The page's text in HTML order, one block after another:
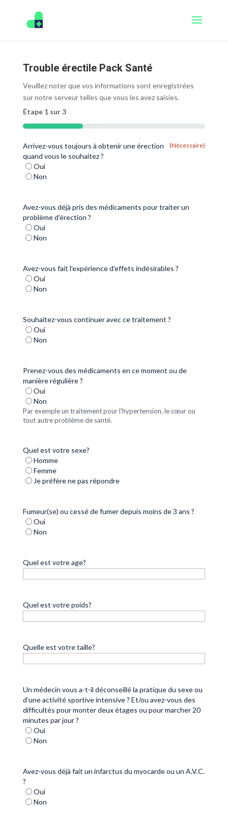
Trouble érectile Pack Santé
Veuillez noter que vos informations sont enregistrées
sur notre serveur telles que vous les avez saisies.
Étape 1sur3
33%
Arrivez-vous toujours à obtenir une érection
quand vous le souhaitez ?
(Nécessaire)
Oui
Non
Avez-vous déjà pris des médicaments pour traiter un
problème d’érection ?
Oui
Non
Avez-vous fait l'expérience d'effets indésirables ?
Oui
Non
Souhaitez-vous continuer avec ce traitement ?
Oui
Non
Prenez-vous des médicaments en ce moment ou de
manière régulière ?
Oui
Non
Par exemple un traitement pour l'hypertension, le cœur ou
tout autre problème de santé.
Quel est votre sexe?
Homme
Femme
Je préfère ne pas répondre
Fumeur(se) ou cessé de fumer depuis moins de 3 ans ?
Oui
Non
Quel est votre age?
Quel est votre poids?
Quelle est votre taille?
Un médecin vous a-t-il déconseillé la pratique du sexe ou
d’une activité sportive intensive ? Et/ou avez-vous des
difficultés pour monter deux étages ou pour marcher 20
minutes par jour ?
Oui
Non
Avez-vous déjà fait un infarctus du myocarde ou un A.V.C.
?
Oui
Non